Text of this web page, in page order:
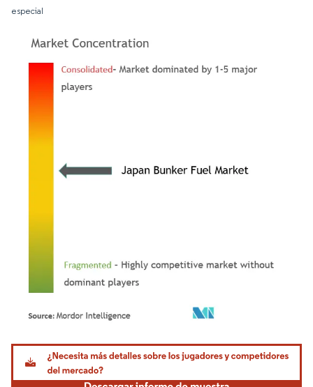
especial
Imagen © Mordor Intelligence. El uso requiere atribución según CC BY 4.0.